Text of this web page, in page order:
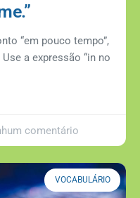
“em pouco tempo”,
a expressão “in no
comentário
VOCABULÁRIO